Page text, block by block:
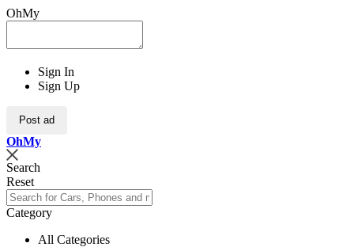
OhMy
Sign In
Sign Up
Post ad
OhMy
Search
Reset
Category
All Categories